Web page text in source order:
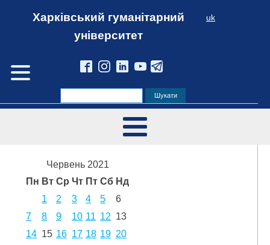
Харківський гуманітарний
університет
uk
Червень 2021
Пн Вт Ср Чт Пт Сб Нд
1
2 3 4 5
6
7
8 9 10 11 12 13
14 15 16 17 18 19 20